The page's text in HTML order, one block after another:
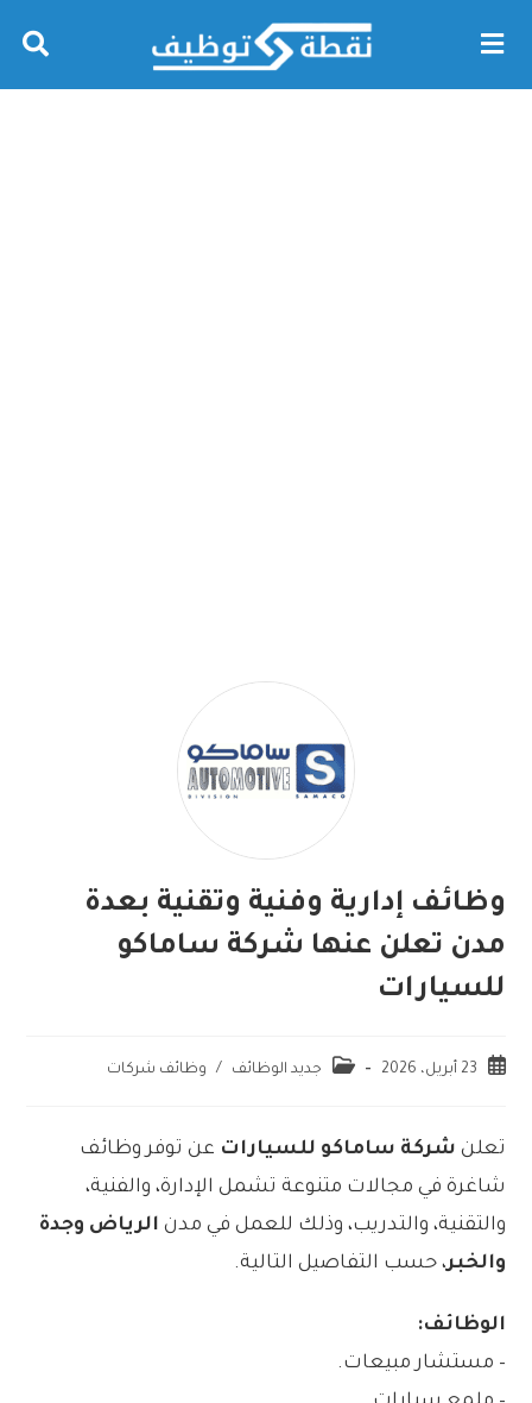
وظائف إدارية وفنية وتقنية بعدة
مدن تعلن عنها شركة ساماكو
للسيارات
23 أبريل، 2026 جديد الوظائف / وظائف شركات
تعلن شركة ساماكو للسيارات عن توفر وظائف
شاغرة في مجالات متنوعة تشمل الإدارة، والفنية،
والتقنية، والتدريب، وذلك للعمل في مدن الرياض وجدة
والخبر، حسب التفاصيل التالية.
الوظائف:
– مستشار مبيعات.